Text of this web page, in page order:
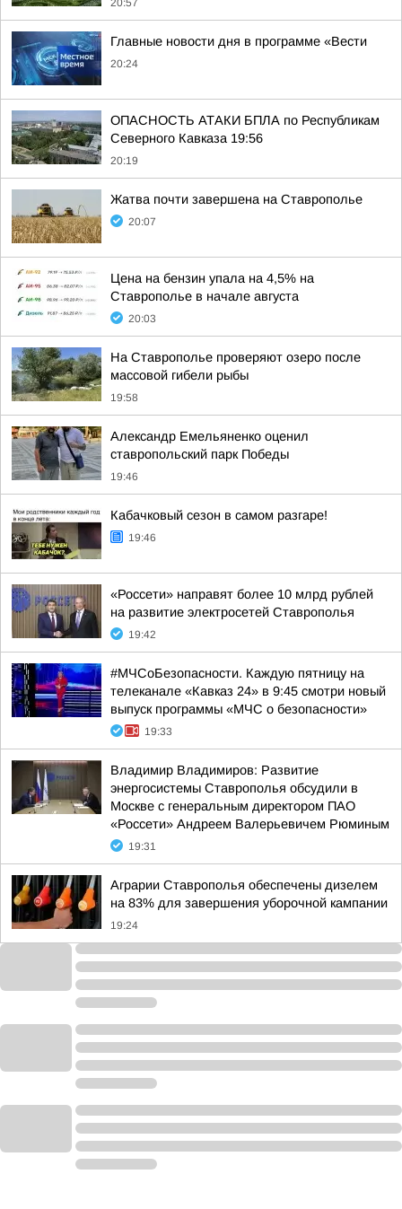
20:57
Главные новости дня в программе «Вести
20:24
ОПАСНОСТЬ АТАКИ БПЛА по Республикам
Северного Кавказа 19:56
20:19
Жатва почти завершена на Ставрополье
20:07
Цена на бензин упала на 4,5% на
Ставрополье в начале августа
20:03
На Ставрополье проверяют озеро после
массовой гибели рыбы
19:58
Александр Емельяненко оценил
ставропольский парк Победы
19:46
Кабачковый сезон в самом разгаре!
19:46
«Россети» направят более 10 млрд рублей
на развитие электросетей Ставрополья
19:42
#МЧСоБезопасности. Каждую пятницу на
телеканале «Кавказ 24» в 9:45 смотри новый
выпуск программы «МЧС о безопасности»
19:33
Владимир Владимиров: Развитие
энергосистемы Ставрополья обсудили в
Москве с генеральным директором ПАО
«Россети» Андреем Валерьевичем Рюминым
19:31
Аграрии Ставрополья обеспечены дизелем
на 83% для завершения уборочной кампании
19:24